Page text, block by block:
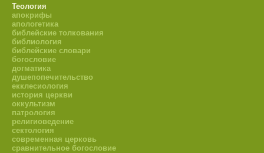
Теология
апокрифы
апологетика
библейские толкования
библиология
библейские словари
богословие
догматика
душепопечительство
екклесиология
история церкви
оккультизм
патрология
религиоведение
сектология
современная церковь
сравнительное богословие